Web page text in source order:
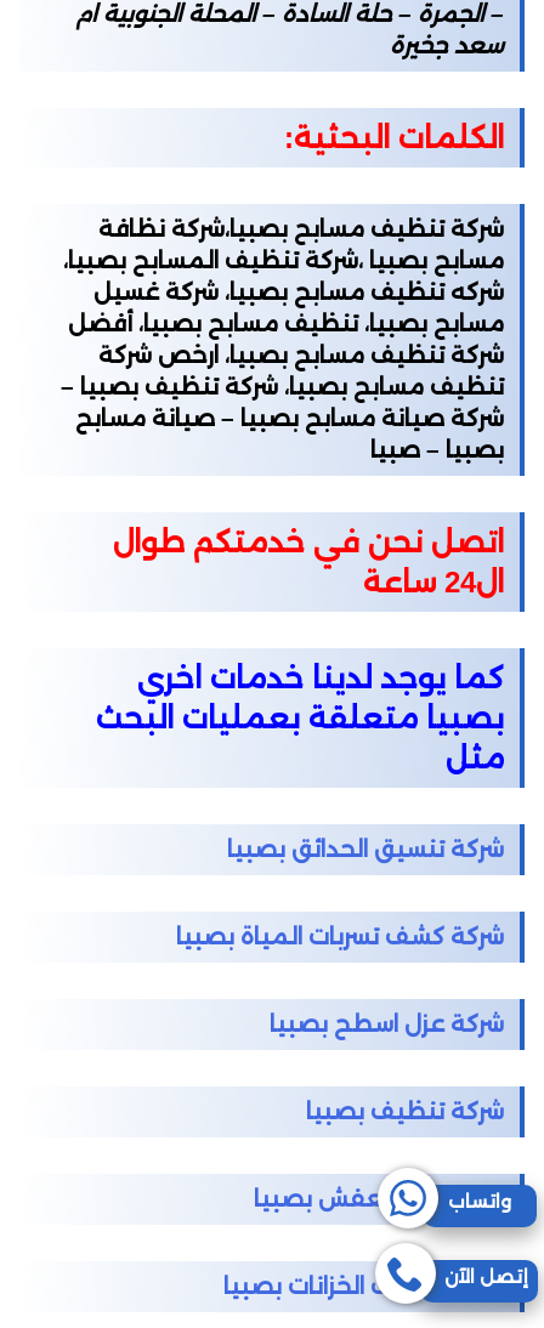
– الجمرة – حلة السادة – المحلة الجنوبية ام
سعد جخيرة
الكلمات البحثية:
شركة تنظيف مسابح بصبيا،شركة نظافة
مسابح بصبيا ،شركة تنظيف المسابح بصبيا،
شركه تنظيف مسابح بصبيا، شركة غسيل
مسابح بصبيا، تنظيف مسابح بصبيا، أفضل
شركة تنظيف مسابح بصبيا، ارخص شركة
تنظيف مسابح بصبيا، شركة تنظيف بصبيا –
شركة صيانة مسابح بصبيا – صيانة مسابح
بصبيا – صبيا
اتصل نحن في خدمتكم طوال
ال24 ساعة
كما يوجد لدينا خدمات اخري
بصبيا متعلقة بعمليات البحث
مثل
شركة تنسيق الحدائق بصبيا
شركة كشف تسربات المياة بصبيا
شركة عزل اسطح بصبيا
شركة تنظيف بصبيا
شركة نقل العفش بصبيا
شركة تنظيف الخزانات بصبيا
واتساب
إتصل الآن